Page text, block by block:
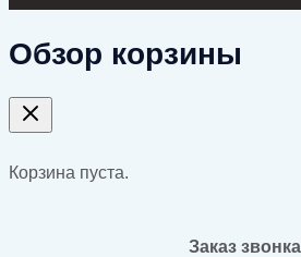
Обзор корзины
Корзина пуста.
Заказ звонка